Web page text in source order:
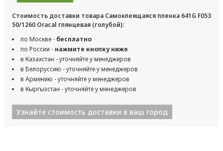
Стоимость доставки товара Самоклеящаяся пленка 641G F053
50/1260 Oracal глянцевая (голубой):
по Москве - бесплатно
по России - нажмите кнопку ниже
в Казахстан - уточняйте у менеджеров
в Белоруссию - уточняйте у менеджеров
в Армению - уточняйте у менеджеров
в Кыргызстан - уточняйте у менеджеров
Узнайте стоимость доставки в ваш город